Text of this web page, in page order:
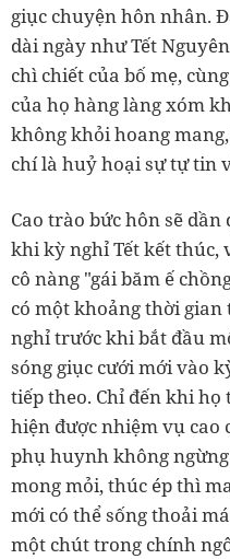
giục chuyện hôn nhân.
dài ngày như Tết
chì chiết của bố mẹ,
của họ hàng làng xóm
không khỏi hoang
chí là huỷ hoại sự tự tin
Cao trào bức hôn sẽ dần
khi kỳ nghỉ Tết kết thúc,
cô nàng "gái băm ế
có một khoảng thời gian
nghỉ trước khi bắt đầu
sóng giục cưới mới vào
tiếp theo. Chỉ đến khi họ
hiện được nhiệm vụ cao
phụ huynh không ngừng
mong mỏi, thúc ép thì
mới có thể sống thoải
một chút trong chính